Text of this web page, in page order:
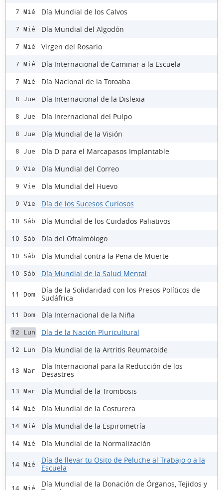
7 Mié Día Mundial de los Calvos
7 Mié Día Mundial del Algodón
7 Mié Virgen del Rosario
7 Mié Día Internacional de Caminar a la Escuela
7 Mié Día Nacional de la Totoaba
8 Jue Día Internacional de la Dislexia
8 Jue Día Internacional del Pulpo
8 Jue Día Mundial de la Visión
8 Jue Día D para el Marcapasos Implantable
9 Vie Día Mundial del Correo
9 Vie Día Mundial del Huevo
9 Vie Día de los Sucesos Curiosos
10 Sáb Día Mundial de los Cuidados Paliativos
10 Sáb Día del Oftalmólogo
10 Sáb Día Mundial contra la Pena de Muerte
10 Sáb Día Mundial de la Salud Mental
11 Dom
Día de la Solidaridad con los Presos Políticos de
Sudáfrica
11 Dom Día Internacional de la Niña
12 Lun Día de la Nación Pluricultural
12 Lun Día Mundial de la Artritis Reumatoide
13 Mar
Día Internacional para la Reducción de los
Desastres
13 Mar Día Mundial de la Trombosis
14 Mié Día Mundial de la Costurera
14 Mié Día Mundial de la Espirometría
14 Mié Día Mundial de la Normalización
14 Mié
Día de llevar tu Osito de Peluche al Trabajo o a la
Escuela
14 Mié
Día Mundial de la Donación de Órganos, Tejidos y